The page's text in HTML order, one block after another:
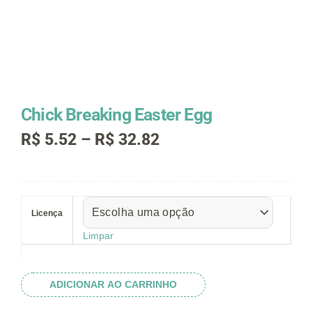
Chick Breaking Easter Egg
R$ 5.52 – R$ 32.82Faixa
através
R$ 32.82
Licença
Limpar
Easter
ADICIONAR AO CARRINHO